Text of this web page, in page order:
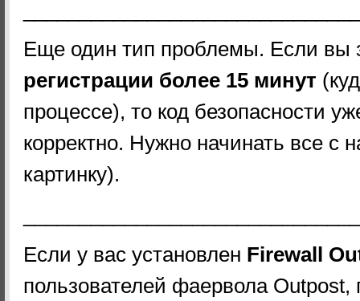
Еще один тип проблемы. Если вы
регистрации более 15 минут
процессе), то код безопасности
корректно. Нужно начинать все с
картинку).
Если у вас установлен Firewall
пользователей фаервола